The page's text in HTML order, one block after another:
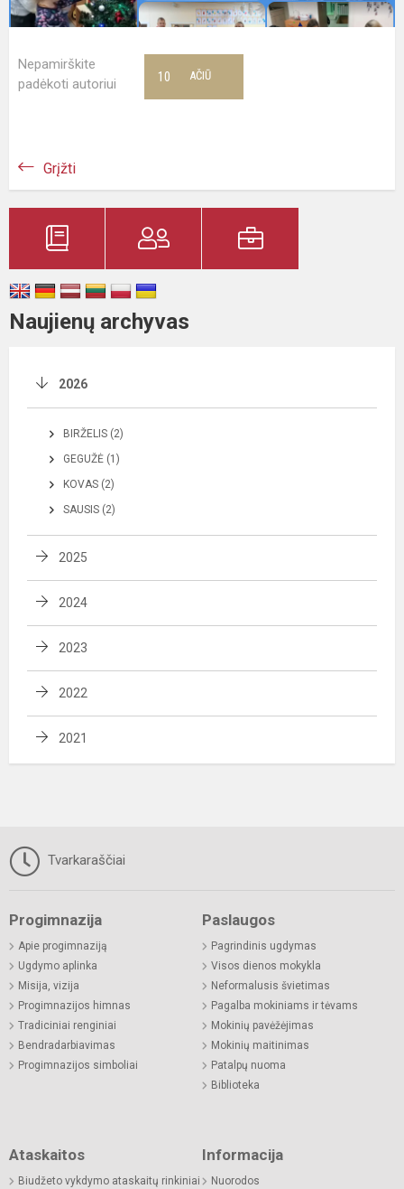
Nepamirškite
padėkoti autoriui
AČIŪ
10
Grįžti
Naujienų archyvas
2026
BIRŽELIS (2)
GEGUŽĖ (1)
KOVAS (2)
SAUSIS (2)
2025
2024
2023
2022
2021
Tvarkaraščiai
Progimnazija
Apie progimnaziją
Ugdymo aplinka
Misija, vizija
Progimnazijos himnas
Tradiciniai renginiai
Bendradarbiavimas
Progimnazijos simboliai
Paslaugos
Pagrindinis ugdymas
Visos dienos mokykla
Neformalusis švietimas
Pagalba mokiniams ir tėvams
Mokinių pavėžėjimas
Mokinių maitinimas
Patalpų nuoma
Biblioteka
Ataskaitos
Biudžeto vykdymo ataskaitų rinkiniai
Informacija
Nuorodos